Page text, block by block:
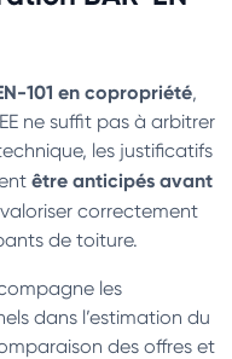
101 en copropriété,
ne suffit pas à arbitrer
les justificatifs
être anticipés avant
correctement
de toiture.
les
dans l’estimation du
des offres et